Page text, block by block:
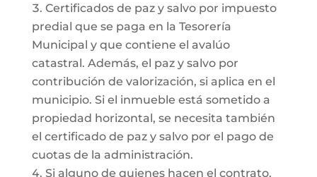
Certificados de paz y salvo por impuesto
predial que se paga en la Tesorería
Municipal y que contiene el avalúo
catastral. Además, el paz y salvo por
contribución de valorización, si aplica en el
municipio. Si el inmueble está sometido a
propiedad horizontal, se necesita también
el certificado de paz y salvo por el pago de
cuotas de la administración.
Si alguno de quienes hacen el contrato,